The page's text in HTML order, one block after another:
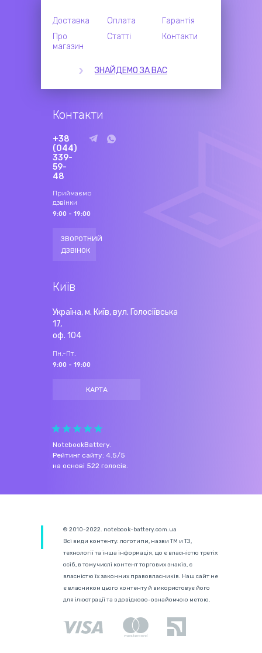
Доставка Оплата
Гарантія
Про
магазин
Статті Контакти
ЗНАЙДЕМО ЗА ВАС
Контакти
+38
(044)
339-
59-
48
Приймаємо
дзвінки
9:00 - 19:00
ЗВОРОТНИЙ
ДЗВІНОК
Київ
Україна, м. Київ, вул. Голосіївська
17,
оф. 104
Пн.-Пт.
9:00 - 19:00
КАРТА
NotebookBattery.
Рейтинг сайту: 4.5/5
на основі 522 голосів.
© 2010-2022. notebook-battery.com.ua
Всі види контенту: логотипи, назви ТМ и ТЗ,
технології та інша інформація, що є власністю третіх
осіб, в тому числі контент торгових знаків, є
власністю їх законних правовласників. Наш сайт не
є власником цього контенту й використовує його
для ілюстрації та з довідково-ознайомчою метою.